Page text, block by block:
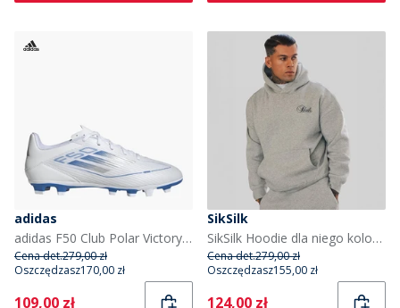
adidas
adidas F50 Club Polar Victory Pack FG Korki piłkarskie dla niego kolor Biały/Silver Metallic/Biały
Cena det.279,00 zł
Oszczędzasz170,00 zł
Current
109,00 zł
SikSilk
SikSilk Hoodie dla niego kolor Grey Marl
Cena det.279,00 zł
Oszczędzasz155,00 zł
Current
124,00 zł